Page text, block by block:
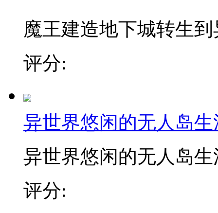
魔王建造地下城转生
评分:
异世界悠闲的无人岛生
异世界悠闲的无人岛生
评分: